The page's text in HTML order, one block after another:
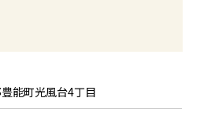
豊能町光風台4丁目